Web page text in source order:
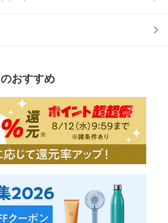
のおすすめ